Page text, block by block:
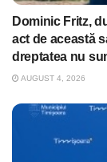
Dominic Fritz,
act de această
dreptatea nu
AUGUST 4, 2026